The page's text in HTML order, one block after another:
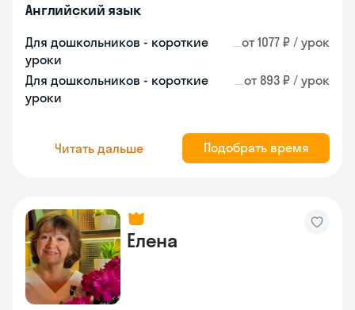
Английский язык
Для дошкольников - короткие
уроки
от 1077 ₽ / урок
Для дошкольников - короткие
уроки
от 893 ₽ / урок
Читать дальше Подобрать время
Елена